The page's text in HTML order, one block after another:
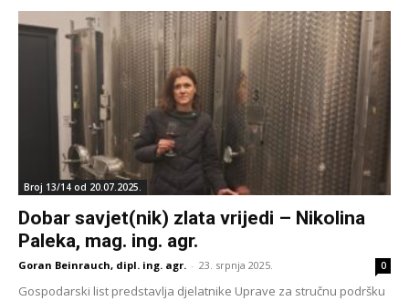
Broj 13/14 od 20.07.2025.
Dobar savjet(nik) zlata vrijedi – Nikolina
Paleka, mag. ing. agr.
Goran Beinrauch, dipl. ing. agr. - 23. srpnja 2025. 0
Gospodarski list predstavlja djelatnike Uprave za stručnu podršku